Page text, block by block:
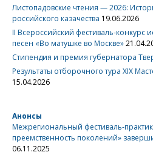
Листопадовские чтения — 2026:
российского казачества 19.06.2026
II Всероссийский фестиваль-конкурс
песен «Во матушке во Москве»
Стипендия и премия губернатора
Результаты отборочного тура XIX
15.04.2026
Анонсы
Межрегиональный фестиваль-
преемственность поколений»
06.11.2025